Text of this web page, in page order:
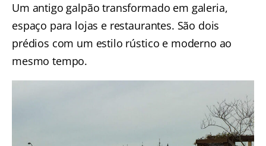
Um antigo galpão transformado em galeria,
espaço para lojas e restaurantes. São dois
prédios com um estilo rústico e moderno ao
mesmo tempo.